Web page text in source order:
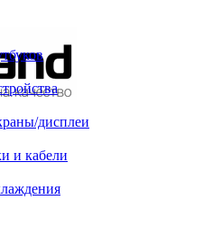
дисплеи
и кабели